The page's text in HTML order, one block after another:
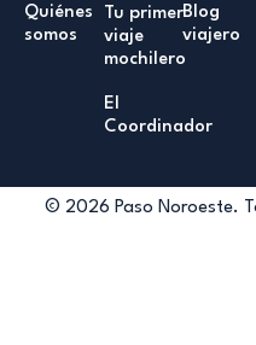
Quiénes
somos
Tu primer
viaje
mochilero
El
Coordinador
Blog
viajero
© 2026 Paso Noroeste.